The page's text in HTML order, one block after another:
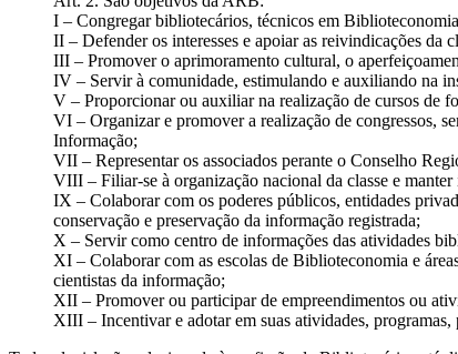
I – Congregar bibliotecários, técnicos em
II – Defender os interesses e apoiar as reivindicações da
III – Promover o aprimoramento cultural, o
IV – Servir à comunidade, estimulando e auxiliando na
V – Proporcionar ou auxiliar na realização de cursos de
VI – Organizar e promover a realização de congressos,
Informação;
VII – Representar os associados perante o Conselho
VIII – Filiar-se à organização nacional da classe e
IX – Colaborar com os poderes públicos, entidades
conservação e preservação da informação registrada;
X – Servir como centro de informações das atividades
XI – Colaborar com as escolas de Biblioteconomia e
cientistas da informação;
XII – Promover ou participar de empreendimentos ou
XIII – Incentivar e adotar em suas atividades,